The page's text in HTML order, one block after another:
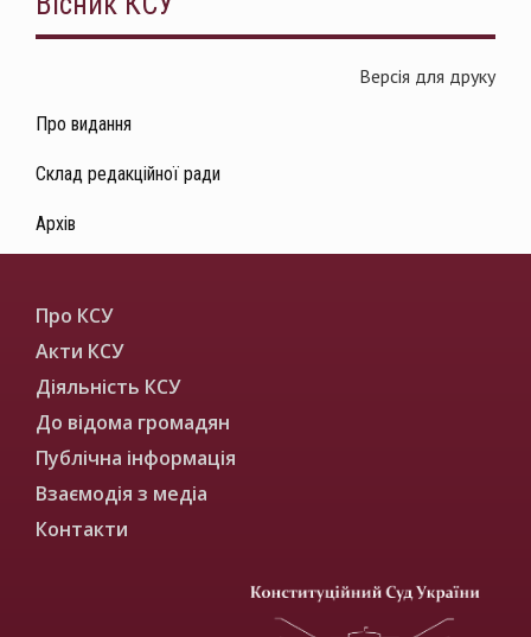
Версія для друку
Про видання
Склад редакційної ради
Архів
Про КСУ
Акти КСУ
Діяльність КСУ
До відома громадян
Публічна інформація
Взаємодія з медіа
Контакти